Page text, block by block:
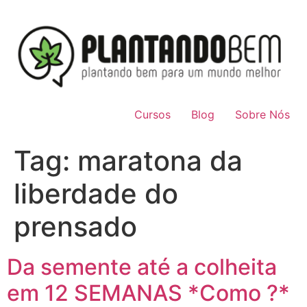
Cursos Blog Sobre Nós
Tag: maratona da
liberdade do
prensado
Da semente até a colheita
em 12 SEMANAS *Como ?*